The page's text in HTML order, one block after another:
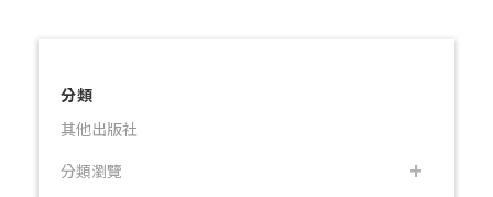
分類
其他出版社
分類瀏覽